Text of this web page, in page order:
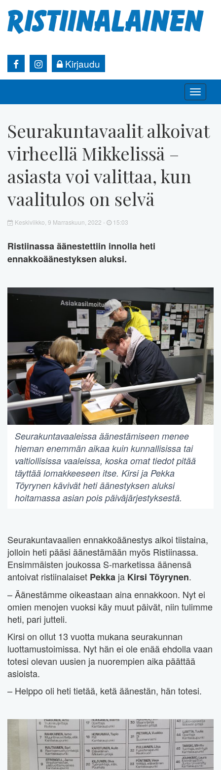
Kirjaudu
Toggle
Seurakuntavaalit alkoivat
virheellä Mikkelissä –
asiasta voi valittaa, kun
vaalitulos on selvä
Keskiviikko, 9 Marraskuun, 2022 - 15:03
Ristiinassa äänestettiin innolla heti
ennakkoäänestyksen aluksi.
Seurakuntavaaleissa äänestämiseen menee
hieman enemmän aikaa kuin kunnallisissa tai
valtiollisissa vaaleissa, koska omat tiedot pitää
täyttää lomakkeeseen itse. Kirsi ja Pekka
Töyrynen kävivät heti äänestyksen aluksi
hoitamassa asian pois päiväjärjestyksestä.
Seurakuntavaalien ennakkoäänestys alkoi tiistaina,
jolloin heti pääsi äänestämään myös Ristiinassa.
Ensimmäisten joukossa S-marketissa äänensä
antoivat ristiinalaiset Pekka ja Kirsi Töyrynen.
– Äänestämme oikeastaan aina ennakkoon. Nyt ei
omien menojen vuoksi käy muut päivät, niin tulimme
heti, pari jutteli.
Kirsi on ollut 13 vuotta mukana seurakunnan
luottamustoimissa. Nyt hän ei ole enää ehdolla vaan
totesi olevan uusien ja nuorempien aika päättää
asioista.
– Helppo oli heti tietää, ketä äänestän, hän totesi.